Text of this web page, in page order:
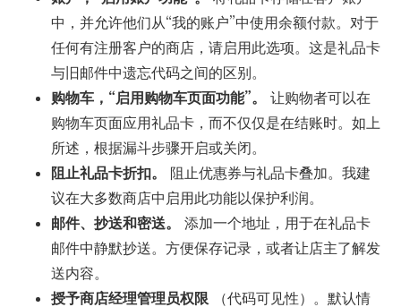
中，并允许他们从“我的账户”中使用余额付款。对于
任何有注册客户的商店，请启用此选项。这是礼品卡
与旧邮件中遗忘代码之间的区别。
购物车，“启用购物车页面功能”。
让购物者可以在
购物车页面应用礼品卡，而不仅仅是在结账时。如上
所述，根据漏斗步骤开启或关闭。
阻止礼品卡折扣。
阻止优惠券与礼品卡叠加。我建
议在大多数商店中启用此功能以保护利润。
邮件、抄送和密送。
添加一个地址，用于在礼品卡
邮件中静默抄送。方便保存记录，或者让店主了解发
送内容。
授予商店经理管理员权限 （代码可见性）。默认情